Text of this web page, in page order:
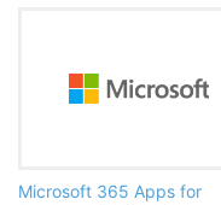
Microsoft 365 Apps for